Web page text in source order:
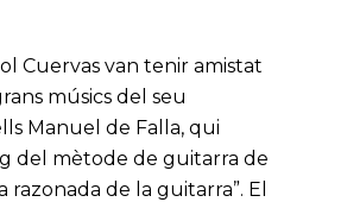
Cuervas van tenir amistat
músics del seu
Manuel de Falla, qui
del mètode de guitarra de
razonada de la guitarra”. El